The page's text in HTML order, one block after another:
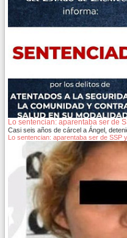
Lo sentencian: aparentaba ser de
Casi seis años de cárcel a Ángel,
Lo sentencian: aparentaba ser de SSP